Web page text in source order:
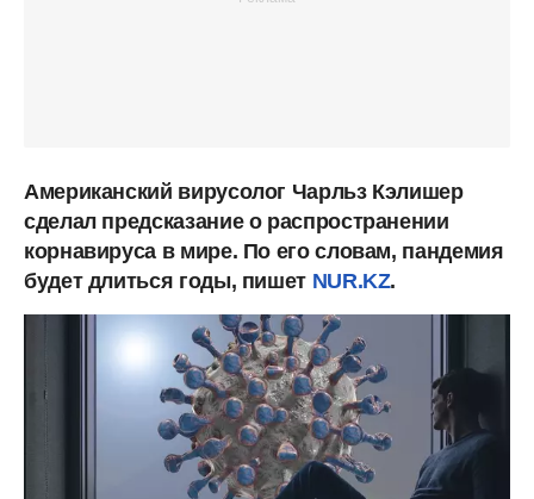
Американский вирусолог Чарльз Кэлишер
сделал предсказание о распространении
корнавируса в мире. По его словам, пандемия
будет длиться годы, пишет NUR.KZ.